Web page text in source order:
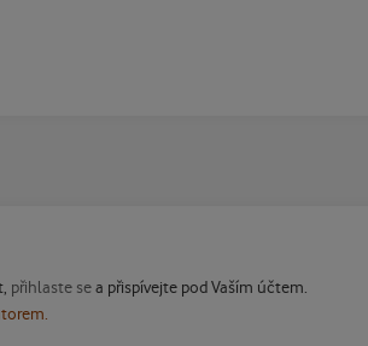
přihlaste sea přispívejte pod Vaším účtem.